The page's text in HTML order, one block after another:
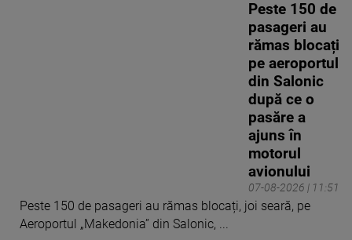
07-08-2026 | 11:51
Peste 150 de
pasageri au
rămas blocați
pe aeroportul
din Salonic
după ce o
pasăre a
ajuns în
motorul
avionului
Peste 150 de pasageri au rămas blocați, joi seară, pe
Aeroportul „Makedonia” din Salonic, ...